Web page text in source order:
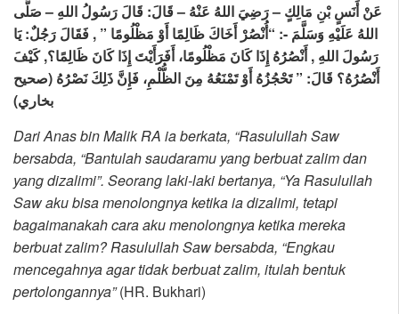
عَنْ أَنَسٍ بْنِ مَالِكٍ – رَضِيَ اللهُ عَنْهُ – قَالَ: قَالَ رَسُولُ اللهِ – صَلَّى
اللهُ عَلَيْهِ وَسَلَّمَ -: “أُنْصُرْ أَخَاكَ ظَالِمًا أَوْ مَظْلُومًا ” , فَقَالَ رَجُلٌ: يَا
رَسُولَ اللهِ , أَنْصُرُهُ إِذَا كَانَ مَظْلُومًا، أَفَرَأَيْتَ إِذَا كَانَ ظَالِمًا؟, كَيْفَ
أَنْصُرُهُ؟ قَالَ: ” تَحْجُزُهُ أَوْ تَمْنَعُهُ مِنَ الظُّلْمِ، فَإِنَّ ذَلِكَ نَصْرُهُ (صحيح
بخاري)
Dari Anas bin Malik RA ia berkata, “Rasulullah Saw
bersabda, “Bantulah saudaramu yang berbuat zalim dan
yang dizalimi”. Seorang laki-laki bertanya, “Ya Rasulullah
Saw aku bisa menolongnya ketika ia dizalimi, tetapi
bagaimanakah cara aku menolongnya ketika mereka
berbuat zalim? Rasulullah Saw bersabda, “Engkau
mencegahnya agar tidak berbuat zalim, itulah bentuk
pertolongannya”(HR. Bukhari)